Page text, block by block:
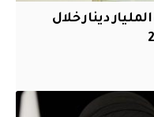
دينار خلال